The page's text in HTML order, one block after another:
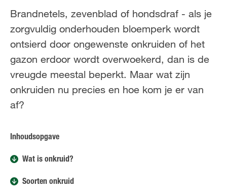
Brandnetels, zevenblad of hondsdraf - als je
zorgvuldig onderhouden bloemperk wordt
ontsierd door ongewenste onkruiden of het
gazon erdoor wordt overwoekerd, dan is de
vreugde meestal beperkt. Maar wat zijn
onkruiden nu precies en hoe kom je er van
af?
Inhoudsopgave
Wat is onkruid?
Soorten onkruid